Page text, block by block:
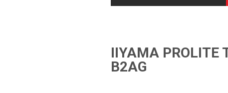
IIYAMA PROLITE
B2AG